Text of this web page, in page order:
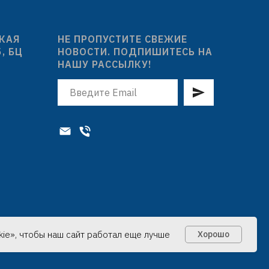
чтобы наш сайт работал еще лучше Хорошо
БЦ
НЕ ПРОПУСТИТЕ СВЕЖИЕ
НОВОСТИ. ПОДПИШИТЕСЬ НА
НАШУ РАССЫЛКУ!